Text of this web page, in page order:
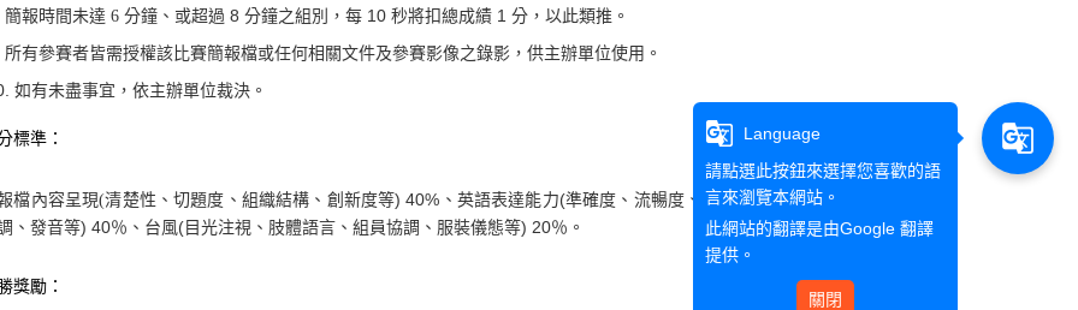
簡報時間未達 6 分鐘、或超過 8 分鐘之組別，每 10 秒將扣總成績 1 分，以此類推。
所有參賽者皆需授權該比賽簡報檔或任何相關文件及參賽影像之錄影，供主辦單位使用。
如有未盡事宜，依主辦單位裁決。
標準：
檔內容呈現(清楚性、切題度、組織結構、創新度等) 40% 、英語表達能力(準確度、流暢度、
、發音等) 40％、台風(目光注視、肢體語言、組員協調、服裝儀態等) 20％。
獎勵：
g_translate
Language
請點選此按鈕來選擇您喜歡的語
言來瀏覽本網站。
此網站的翻譯是由Google 翻譯
提供。
關閉
g_translate